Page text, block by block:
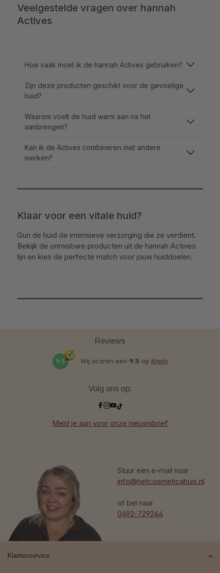
Veelgestelde vragen over hannah
Actives
Hoe vaak moet ik de hannah Actives gebruiken?
Zijn deze producten geschikt voor de gevoelige
huid?
Waarom voelt de huid warm aan na het
aanbrengen?
Kan ik de Actives combineren met andere
merken?
Klaar voor een vitale huid?
Gun de huid de intensieve verzorging die ze verdient.
Bekijk de onmisbare producten uit de hannah Actives
lijn en kies de perfecte match voor jouw huiddoelen.
Stuur een e-mail naar
info@hetcosmeticahuis.nl
of bel naar
0492-729244
Reviews
9.5 Wij scoren een 9.5 op Kiyoh
Volg ons op:
Meld je aan voor onze nieuwsbrief
Klantenservice